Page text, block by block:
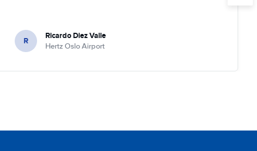
R Ricardo Diez Valle
Hertz Oslo Airport